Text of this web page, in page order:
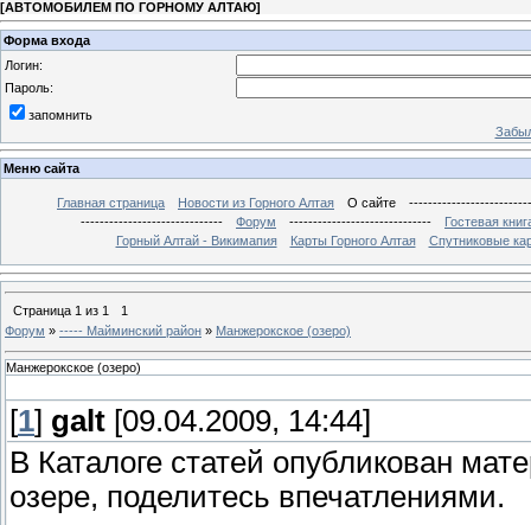
[АВТОМОБИЛЕМ ПО ГОРНОМУ АЛТАЮ]
Форма входа
Логин:
Пароль:
запомнить
Меню сайта
Главная страница Новости из Горного Алтая О сайте
------------------------------
Форум ------------------------------
Гостевая
Горный Алтай - Викимапия
Карты Горного Алтая Спутниковые
Страница 1 из 1
1
Форум » ----- Майминский район » Манжерокское (озеро)
Манжерокское (озеро)
[1] galt [09.04.2009, 14:44]
В Каталоге статей опубликован
озере, поделитесь впечатлениями.